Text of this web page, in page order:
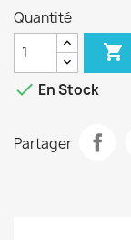
Quantité

 En Stock
Partager